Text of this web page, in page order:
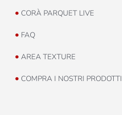
• CORÀ PARQUET LIVE
• FAQ
• AREA TEXTURE
• COMPRA I NOSTRI PRODOTTI